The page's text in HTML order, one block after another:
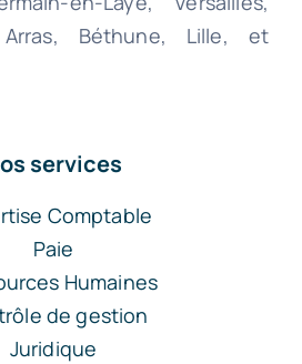
Béthune, Lille, et
services
Comptable
Paie
Humaines
de gestion
Juridique